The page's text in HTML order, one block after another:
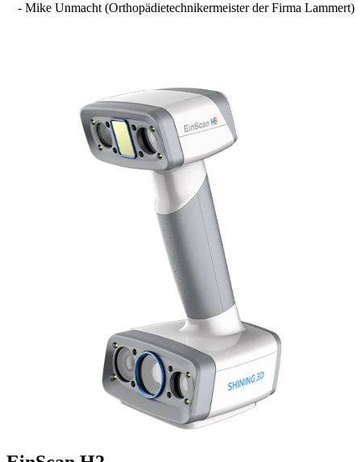
- Mike Unmacht (Orthopädietechnikermeister der Firma Lammert)